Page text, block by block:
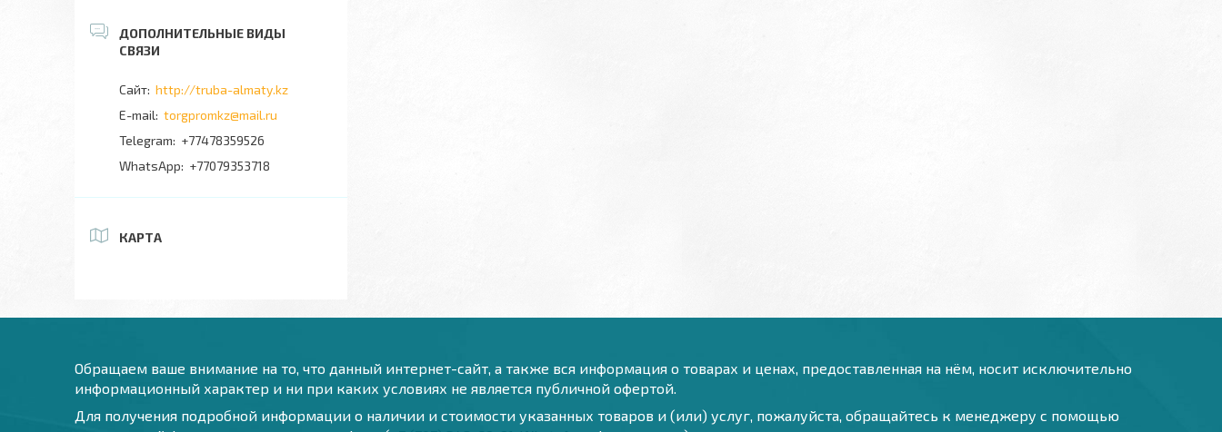
http://truba-almaty.kz
torgpromkz@mail.ru
+77478359526
+77079353718
КАРТА
Обращаем ваше внимание на то, что данный интернет-сайт, а также вся информация о товарах и ценах, предоставленная на нём, носит исключительно
информационный характер и ни при каких условиях не является публичной офертой.
Для получения подробной информации о наличии и стоимости указанных товаров и (или) услуг, пожалуйста, обращайтесь к менеджеру с помощью